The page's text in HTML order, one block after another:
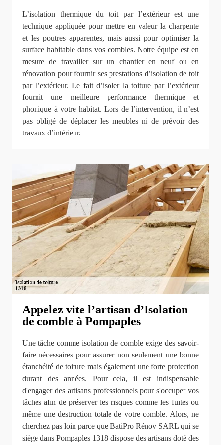
L’isolation thermique du toit par l’extérieur est une
technique appliquée pour mettre en valeur la charpente
et les poutres apparentes, mais aussi pour optimiser la
surface habitable dans vos combles. Notre équipe est en
mesure de travailler sur un chantier en neuf ou en
rénovation pour fournir ses prestations d’isolation de toit
par l’extérieur. Le fait d’isoler la toiture par l’extérieur
fournit une meilleure performance thermique et
phonique à votre habitat. Lors de l’intervention, il n’est
pas obligé de déplacer les meubles ni de prévoir des
travaux d’intérieur.
Appelez vite l’artisan d’Isolation
de comble à Pompaples
Une tâche comme isolation de comble exige des savoir-
faire nécessaires pour assurer non seulement une bonne
étanchéité de toiture mais également une forte protection
durant des années. Pour cela, il est indispensable
d'engager des artisans professionnels pour s'occuper vos
tâches afin de préserver les risques comme les fuites ou
même une destruction totale de votre comble. Alors, ne
cherchez pas loin parce que BatiPro Rénov SARL qui se
siège dans Pompaples 1318 dispose des artisans doté des